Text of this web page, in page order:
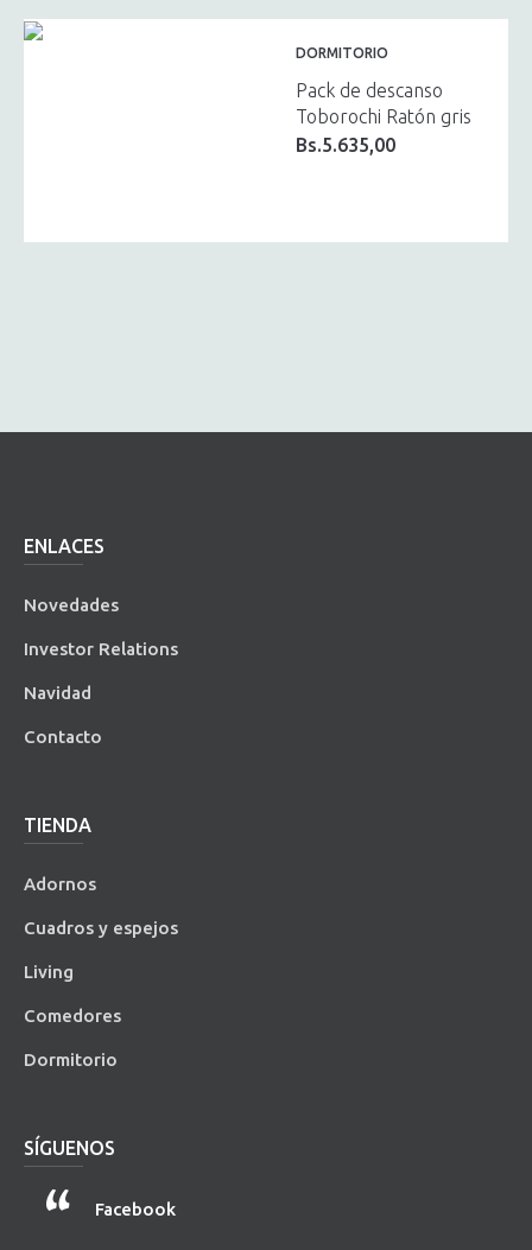
DORMITORIO
Pack de descanso
Toborochi Ratón gris
Bs.5.635,00
ENLACES
Novedades
Investor Relations
Navidad
Contacto
TIENDA
Adornos
Cuadros y espejos
Living
Comedores
Dormitorio
SÍGUENOS
Facebook